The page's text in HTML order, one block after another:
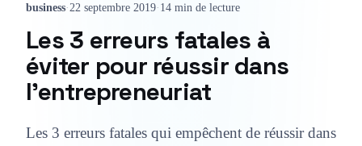
business·22 septembre 2019·14 min de lecture
Les 3 erreurs fatales à
éviter pour réussir dans
l'entrepreneuriat
Les 3 erreurs fatales qui empêchent de réussir dans